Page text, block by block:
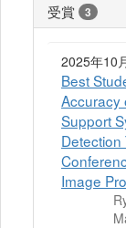
受賞 3
2025年10
Best
Accuracy
Support
Image